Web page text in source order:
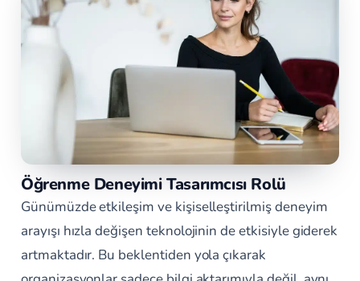
Öğrenme Deneyimi Tasarımcısı Rolü
Günümüzde etkileşim ve kişiselleştirilmiş deneyim
arayışı hızla değişen teknolojinin de etkisiyle giderek
artmaktadır. Bu beklentiden yola çıkarak